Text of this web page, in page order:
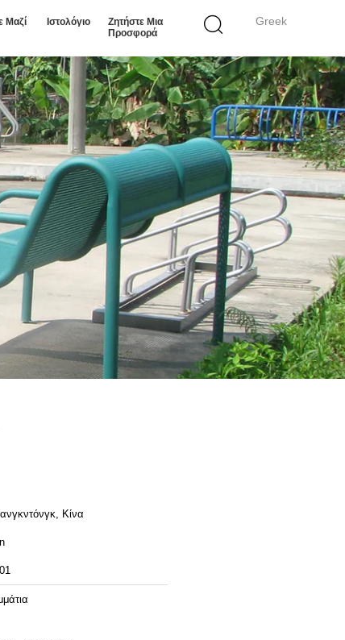
Greek
Μαζί
Ιστολόγιο
Ζητήστε Μια
Προσφορά
Κίνα